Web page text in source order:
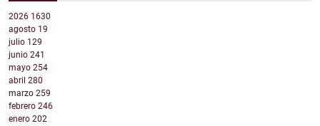
2026 1630
agosto 19
julio 129
junio 241
mayo 254
abril 280
marzo 259
febrero 246
enero 202